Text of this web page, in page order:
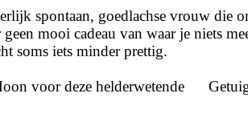
spontaan, goedlachse vrouw die
mooi cadeau van waar je niets
soms iets minder prettig.